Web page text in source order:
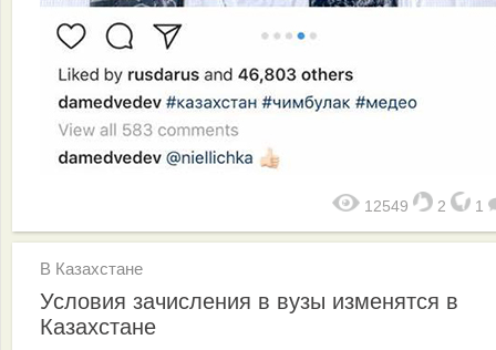
12549 2 1
В Казахстане
Условия зачисления в вузы изменятся в
Казахстане